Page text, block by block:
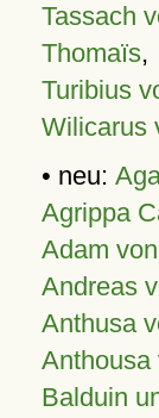
Tassach
Thomaïs,
Turibius
Wilicarus
• neu:
Agrippa
Adam
Andreas
Anthusa
Anthousa
Balduin